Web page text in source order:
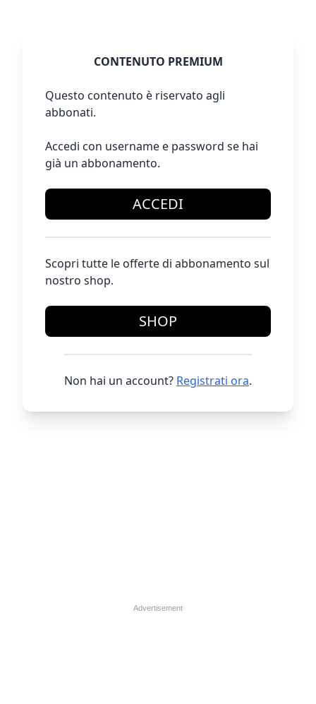
CONTENUTO PREMIUM
Questo contenuto è riservato agli
abbonati.
Accedi con username e password se hai
già un abbonamento.
ACCEDI
Scopri tutte le offerte di abbonamento sul
nostro shop.
SHOP
Non hai un account? Registrati ora.